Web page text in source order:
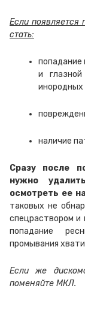
Если появляется
стать:
попадание
и
инородных
наличие
Сразу после
нужно
осмотреть ее
таковых не
спецраствором и
попадание
промывания
Если же
поменяйте МКЛ.